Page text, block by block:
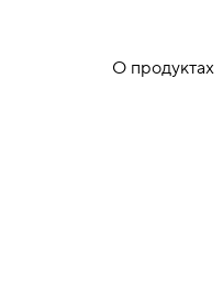
О продуктах